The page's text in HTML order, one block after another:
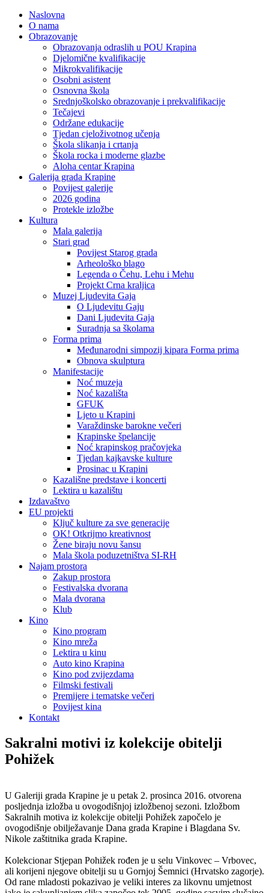
Naslovna
O nama
Obrazovanje
Obrazovanja odraslih u POU Krapina
Djelomične kvalifikacije
Mikrokvalifikacije
Osobni asistent
Osnovna škola
Srednjoškolsko obrazovanje i prekvalifikacije
Tečajevi
Održane edukacije
Tjedan cjeloživotnog učenja
Škola slikanja i crtanja
Škola rocka i moderne glazbe
Aloha centar Krapina
Galerija grada Krapine
Povijest galerije
2026 godina
Protekle izložbe
Kultura
Mala galerija
Stari grad
Povijest Starog grada
Arheološko blago
Legenda o Čehu, Lehu i Mehu
Projekt Crna kraljica
Muzej Ljudevita Gaja
O Ljudevitu Gaju
Dani Ljudevita Gaja
Suradnja sa školama
Forma prima
Međunarodni simpozij kipara Forma prima
Obnova skulptura
Manifestacije
Noć muzeja
Noć kazališta
GFUK
Ljeto u Krapini
Varaždinske barokne večeri
Krapinske špelancije
Noć krapinskog pračovjeka
Tjedan kajkavske kulture
Prosinac u Krapini
Kazališne predstave i koncerti
Lektira u kazalištu
Izdavaštvo
EU projekti
Ključ kulture za sve generacije
OK! Otkrijmo kreativnost
Žene biraju novu šansu
Mala škola poduzetništva SI-RH
Najam prostora
Zakup prostora
Festivalska dvorana
Mala dvorana
Klub
Kino
Kino program
Kino mreža
Lektira u kinu
Auto kino Krapina
Kino pod zvijezdama
Filmski festivali
Premijere i tematske večeri
Povijest kina
Kontakt
Sakralni motivi iz kolekcije obitelji
Pohižek
U Galeriji grada Krapine je u petak 2. prosinca 2016. otvorena
posljednja izložba u ovogodišnjoj izložbenoj sezoni. Izložbom
Sakralnih motiva iz kolekcije obitelji Pohižek započelo je
ovogodišnje obilježavanje Dana grada Krapine i Blagdana Sv.
Nikole zaštitnika grada Krapine.
Kolekcionar Stjepan Pohižek rođen je u selu Vinkovec – Vrbovec,
ali korijeni njegove obitelji su u Gornjoj Šemnici (Hrvatsko zagorje).
Od rane mladosti pokazivao je veliki interes za likovnu umjetnost